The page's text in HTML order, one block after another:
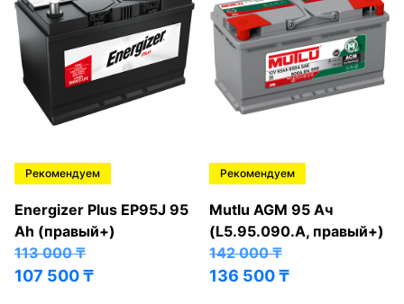
Рекомендуем
Energizer Plus EP95J 95
Ah (правый+)
113 000₸
107 500₸
Рекомендуем
Mutlu AGM 95 Ач
(L5.95.090.A, правый+)
142 000₸
136 500₸